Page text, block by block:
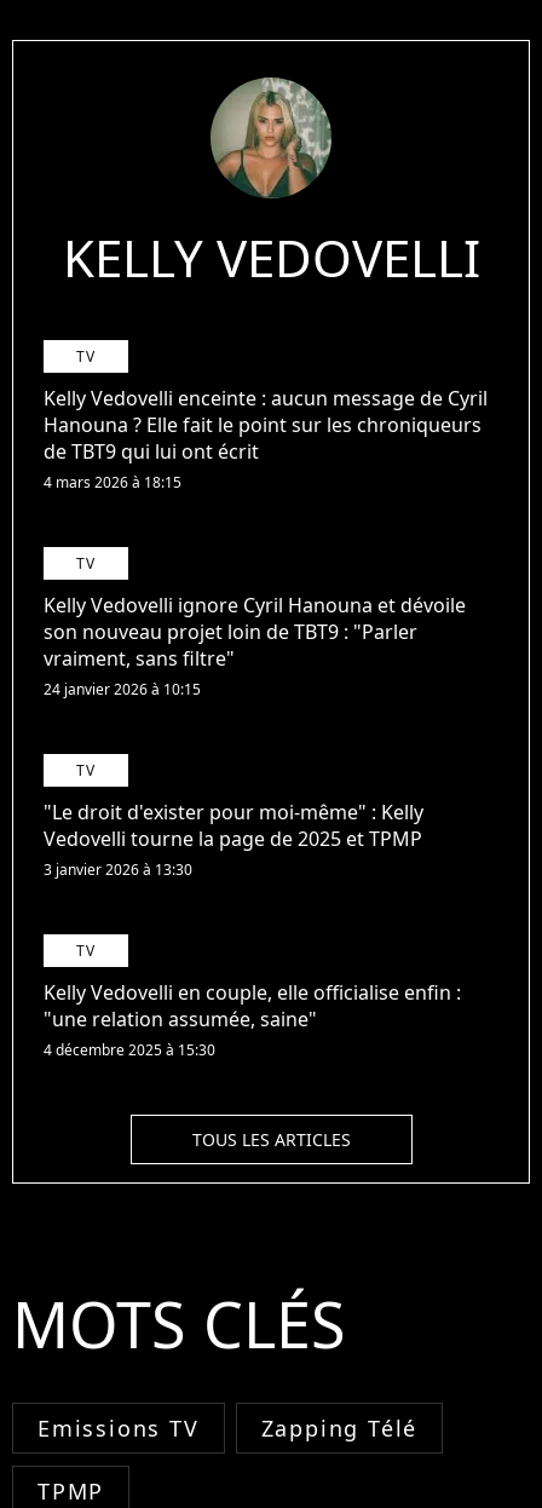
KELLY VEDOVELLI
TV
Kelly Vedovelli enceinte : aucun message de Cyril
Hanouna ? Elle fait le point sur les chroniqueurs
de TBT9 qui lui ont écrit
4 mars 2026 à 18:15
TV
Kelly Vedovelli ignore Cyril Hanouna et dévoile
son nouveau projet loin de TBT9 : "Parler
vraiment, sans filtre"
24 janvier 2026 à 10:15
TV
"Le droit d'exister pour moi-même" : Kelly
Vedovelli tourne la page de 2025 et TPMP
3 janvier 2026 à 13:30
TV
Kelly Vedovelli en couple, elle officialise enfin :
"une relation assumée, saine"
4 décembre 2025 à 15:30
TOUS LES ARTICLES
MOTS CLÉS
Emissions TV Zapping Télé
TPMP